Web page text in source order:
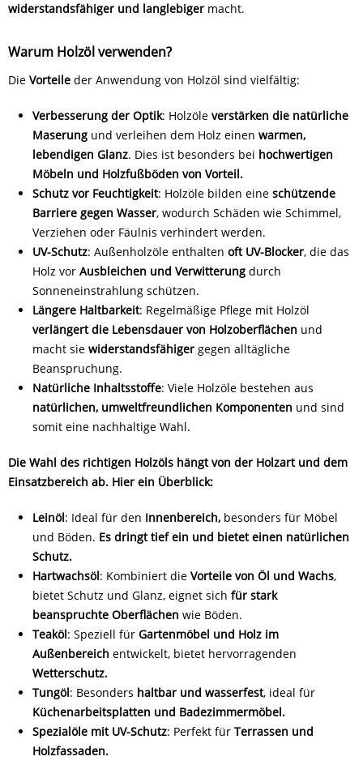
widerstandsfähiger und langlebiger macht.
Warum Holzöl verwenden?
Die Vorteile der Anwendung von Holzöl sind vielfältig:
Verbesserung der Optik: Holzöle verstärken die natürliche
Maserung und verleihen dem Holz einen warmen,
lebendigen Glanz. Dies ist besonders bei hochwertigen
Möbeln und Holzfußböden von Vorteil.
Schutz vor Feuchtigkeit: Holzöle bilden eine schützende
Barriere gegen Wasser, wodurch Schäden wie Schimmel,
Verziehen oder Fäulnis verhindert werden.
UV-Schutz: Außenholzöle enthalten oft UV-Blocker, die das
Holz vor Ausbleichen und Verwitterung durch
Sonneneinstrahlung schützen.
Längere Haltbarkeit: Regelmäßige Pflege mit Holzöl
verlängert die Lebensdauer von Holzoberflächen und
macht sie widerstandsfähiger gegen alltägliche
Beanspruchung.
Natürliche Inhaltsstoffe: Viele Holzöle bestehen aus
natürlichen, umweltfreundlichen Komponenten und sind
somit eine nachhaltige Wahl.
Die Wahl des richtigen Holzöls hängt von der Holzart und dem
Einsatzbereich ab. Hier ein Überblick:
Leinöl: Ideal für den Innenbereich, besonders für Möbel
und Böden. Es dringt tief ein und bietet einen natürlichen
Schutz.
Hartwachsöl: Kombiniert die Vorteile von Öl und Wachs,
bietet Schutz und Glanz, eignet sich für stark
beanspruchte Oberflächen wie Böden.
Teaköl: Speziell für Gartenmöbel und Holz im
Außenbereich entwickelt, bietet hervorragenden
Wetterschutz.
Tungöl: Besonders haltbar und wasserfest, ideal für
Küchenarbeitsplatten und Badezimmermöbel.
Spezialöle mit UV-Schutz: Perfekt für Terrassen und
Holzfassaden.